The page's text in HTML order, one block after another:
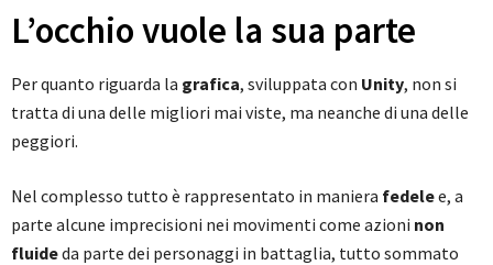
L’occhio vuole la sua parte
Per quanto riguarda la grafica, sviluppata con Unity, non si
tratta di una delle migliori mai viste, ma neanche di una delle
peggiori.
Nel complesso tutto è rappresentato in maniera fedelee, a
parte alcune imprecisioni nei movimenti come azioni non
fluideda parte dei personaggi in battaglia, tutto sommato